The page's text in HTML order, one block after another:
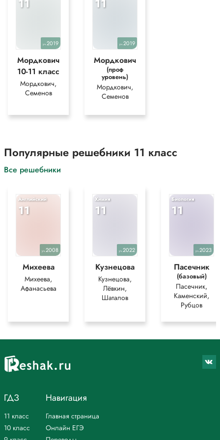
*Текст задания приводится исключительно в образовательных целях
11
уч.2019
Мордкович
10-11 класс
Мордкович,
Семенов
11
уч.2019
Мордкович
(проф
уровень)
Мордкович,
Семенов
Популярные решебники 11 класс
Все решебники
Английский
11
уч.2008
Михеева
Михеева,
Афанасьева
Химия
11
уч.2022
Кузнецова
Кузнецова,
Лёвкин,
Шаталов
Биология
11
уч.2023
Пасечник
(базовый)
Пасечник,
Каменский,
Рубцов
ГДЗ
11 класс
10 класс
Навигация
Главная страница
Онлайн ЕГЭ